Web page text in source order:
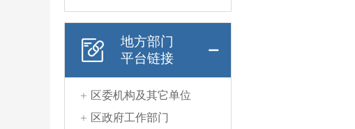
地方部门
平台链接
区委机构及其它单位
区政府工作部门